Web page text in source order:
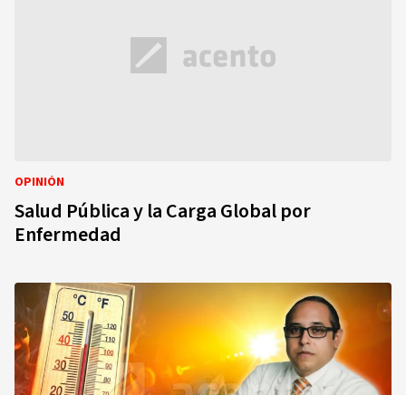
OPINIÓN
Salud Pública y la Carga Global por
Enfermedad